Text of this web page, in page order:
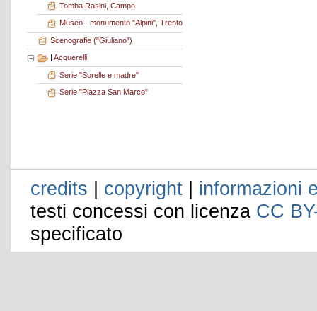
Tomba Rasini, Campo
Museo - monumento "Alpini", Trento
Scenografie ("Giuliano")
Acquerelli
Serie "Sorelle e madre"
Serie "Piazza San Marco"
credits | copyright | informazioni
testi concessi con licenza CC
specificato